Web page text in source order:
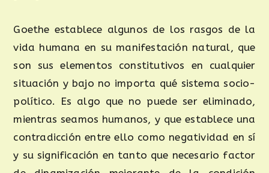
Goethe establece algunos de los rasgos de la
vida humana en su manifestación natural, que
son sus elementos constitutivos en cualquier
situación y bajo no importa qué sistema socio-
político. Es algo que no puede ser eliminado,
mientras seamos humanos, y que establece una
contradicción entre ello como negatividad en sí
y su significación en tanto que necesario factor